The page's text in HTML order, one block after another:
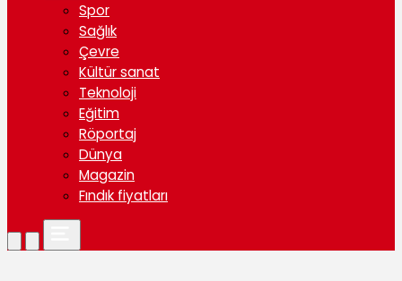
Spor
Sağlık
Çevre
Kültür sanat
Teknoloji
Eğitim
Röportaj
Dünya
Magazin
Fındık fiyatları